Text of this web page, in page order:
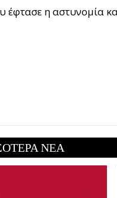
έφτασε η αστυνομία
ΝΕΑ